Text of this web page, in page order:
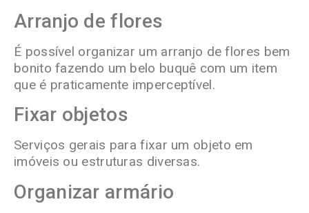
Arranjo de flores
É possível organizar um arranjo de flores bem
bonito fazendo um belo buquê com um item
que é praticamente imperceptível.
Fixar objetos
Serviços gerais para fixar um objeto em
imóveis ou estruturas diversas.
Organizar armário